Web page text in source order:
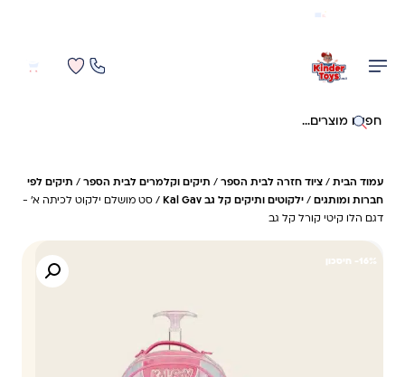
חיפוש באתר
עמוד הבית / ציוד חזרה לבית הספר / תיקים וקלמרים לבית הספר / תיקים לפי
חברות ומותגים / ילקוטים ותיקים קל גב ‏Kal Gav
/ סט מושלם ילקוט לכיתה א’ -
דגם הלו קיטי קורל קל גב
16%- חיסכון